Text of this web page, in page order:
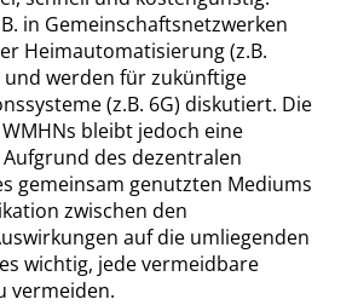
in Gemeinschaftsnetzwerken
Heimautomatisierung (z.B.
und werden für zukünftige
(z.B. 6G) diskutiert. Die
bleibt jedoch eine
des dezentralen
gemeinsam genutzten Mediums
zwischen den
auf die umliegenden
wichtig, jede vermeidbare
vermeiden.